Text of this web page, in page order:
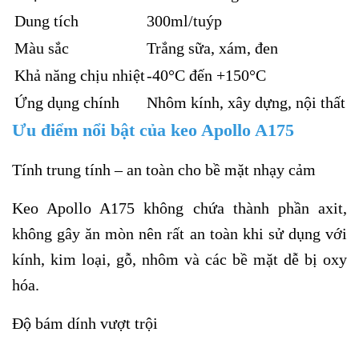
Dung tích
300ml/tuýp
Màu sắc
Trắng sữa, xám, đen
Khả năng chịu nhiệt-40°C đến +150°C
Ứng dụng chính
Nhôm kính, xây dựng, nội thất
Ưu điểm nổi bật của keo Apollo A175
Tính trung tính – an toàn cho bề mặt nhạy cảm
Keo Apollo A175 không chứa thành phần axit,
không gây ăn mòn nên rất an toàn khi sử dụng với
kính, kim loại, gỗ, nhôm và các bề mặt dễ bị oxy
hóa.
Độ bám dính vượt trội